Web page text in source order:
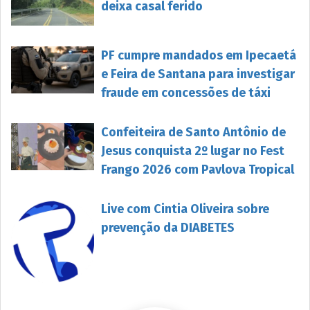
deixa casal ferido
PF cumpre mandados em Ipecaetá
e Feira de Santana para investigar
fraude em concessões de táxi
Confeiteira de Santo Antônio de
Jesus conquista 2º lugar no Fest
Frango 2026 com Pavlova Tropical
Live com Cintia Oliveira sobre
prevenção da DIABETES